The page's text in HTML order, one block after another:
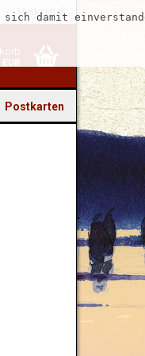
Merkzettel
damit
Postkarten